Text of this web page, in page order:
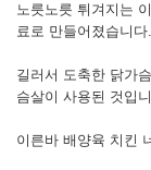
노릇노릇 튀겨지는
료로 만들어졌습니다.
길러서 도축한 닭가
슴살이 사용된 것입
이른바 배양육 치킨